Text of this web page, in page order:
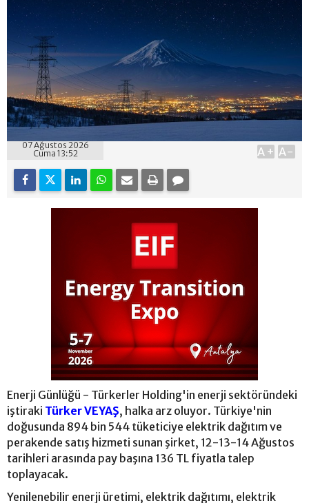
07 Ağustos 2026
Cuma 13:52
A+ A-
Enerji Günlüğü - Türkerler Holding'in enerji sektöründeki
iştiraki Türker VEYAŞ, halka arz oluyor. Türkiye'nin
doğusunda 894 bin 544 tüketiciye elektrik dağıtım ve
perakende satış hizmeti sunan şirket, 12-13-14 Ağustos
tarihleri arasında pay başına 136 TL fiyatla talep
toplayacak.
Yenilenebilir enerji üretimi, elektrik dağıtımı, elektrik